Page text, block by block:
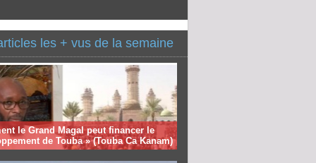
les + vus de la semaine
le Grand Magal peut financer le
de Touba » (Touba Ca Kanam)